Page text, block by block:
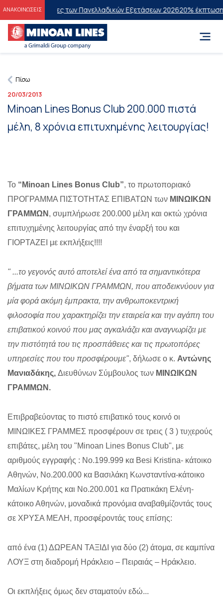
ΑΝΑΚΟΙΝΩΣΕΙΣ
Επιτυχόντες των Πανελλαδικών Εξετάσεων 202620% έκπτωση
Πίσω
20/03/2013
Minoan Lines Bonus Club 200.000 πιστά
μέλη, 8 χρόνια επιτυχημένης λειτουργίας!
To “Minoan Lines Bonus Club”, το πρωτοποριακό
ΠΡΟΓΡΑΜΜΑ ΠΙΣΤΟΤΗΤΑΣ ΕΠΙΒΑΤΩΝ των ΜΙΝΩΙΚΩΝ
ΓΡΑΜΜΩΝ , συμπλήρωσε 200.000 μέλη και οκτώ χρόνια
επιτυχημένης λειτουργίας από την έναρξή του και
ΓΙΟΡΤΑΖΕΙ με εκπλήξεις!!!!
" ...το γεγονός αυτό αποτελεί ένα από τα σημαντικότερα
βήματα των ΜΙΝΩΙΚΩΝ ΓΡΑΜΜΩΝ, που αποδεικνύουν για
μία φορά ακόμη έμπρακτα, την ανθρωποκεντρική
φιλοσοφία που χαρακτηρίζει την εταιρεία και την αγάπη του
επιβατικού κοινού που μας αγκαλιάζει και αναγνωρίζει με
την πιστότητά του τις προσπάθειες και τις πρωτοπόρες
υπηρεσίες που του προσφέρουμε", δήλωσε ο κ. Αντώνης
Μανιαδάκης, Διευθύνων Σύμβουλος των ΜΙΝΩΙΚΩΝ
ΓΡΑΜΜΩΝ.
Επιβραβεύοντας το πιστό επιβατικό τους κοινό οι
ΜΙΝΩΙΚΕΣ ΓΡΑΜΜΕΣ προσφέρουν σε τρεις ( 3 ) τυχερούς
επιβάτες, μέλη του "Minoan Lines Bonus Club", με
αριθμούς εγγραφής : Νο.199.999 κα Besi Kristina- κάτοικο
Αθηνών, Νο.200.000 κα Βασιλάκη Κωνσταντίνα-κάτοικο
Μαλίων Κρήτης και Νο.200.001 κα Πρατικάκη Ελένη-
κάτοικο Αθηνών, μοναδικά προνόμια αναβαθμίζοντάς τους
σε ΧΡΥΣΑ ΜΕΛΗ, προσφέροντάς τους επίσης:
από ένα (1) ΔΩΡΕΑΝ ΤΑΞΙΔΙ για δύο (2) άτομα, σε καμπίνα
ΛΟΥΞ στη διαδρομή Ηράκλειο – Πειραιάς – Ηράκλειο.
Οι εκπλήξεις όμως δεν σταματούν εδώ...